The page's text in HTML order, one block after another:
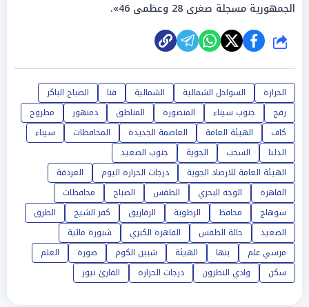
الجمهورية مسجلة صغرى 28 وعظمى 46».
شارك
الحرارة السواحل الشمالية الشمالية قنا
الصباح الباكر
رفح
جنوب سيناء المنصورة المناطق دمنهور
مطروح
كاف
الهيئة العامة العاصمة الجديدة المحافظات
سيناء
الدلتا
السحب الجوية
جنوب الصعيد
الهيئة العامة للارصاد الجوية
درجات الحرارة اليوم
الغردقة
القاهرة
الوجه البحري الطقس الصباح
محافظات
سوهاج
محافظ الرطوبة الزقازيق كفر الشيخ
الطرق
الصعيد
حالة الطقس القاهرة الكبري
شبورة مائية
مرسي علم
بنها الهيئة شبين الكوم صورة
العلم
سكن
وادي النطرون درجات الحراره القارئ نيوز